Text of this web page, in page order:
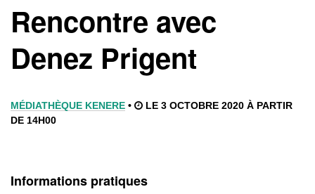
Rencontre avec
Denez Prigent
MÉDIATHÈQUE KENERE •
LE 3 OCTOBRE 2020 À PARTIR
DE 14H00
Informations pratiques